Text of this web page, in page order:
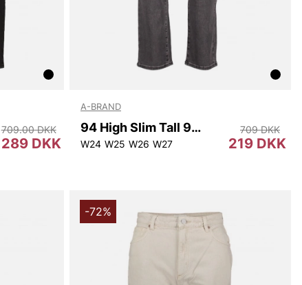
289 DKK
709.00 DKK
A-BRAND
94 High Slim Tall 90 Washed Black
W24 W25 W26 W27 219 DKK
709 DKK
-72%